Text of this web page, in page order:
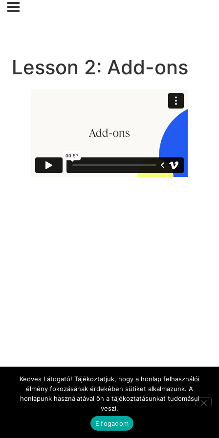
Lesson 2: Add-ons
Kedves Látogató! Tájékoztatjuk, hogy a honlap felhasználói
élmény fokozásának érdekében sütiket alkalmazunk. A
honlapunk használatával ön a tájékoztatásunkat tudomásul
veszi.
Elfogadom